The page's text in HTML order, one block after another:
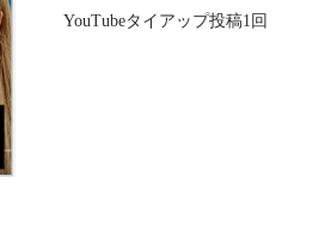
YouTubeタイアップ投稿1回